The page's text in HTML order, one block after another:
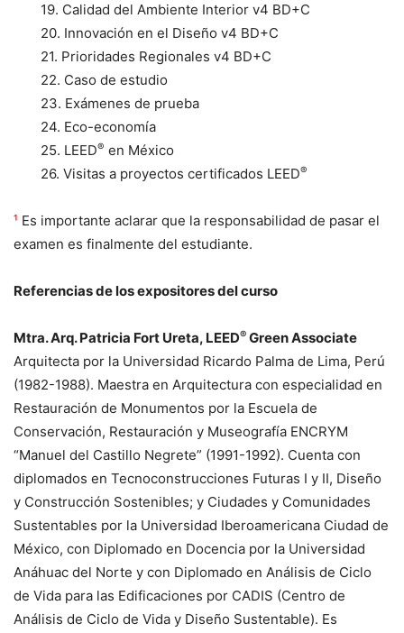
19. Calidad del Ambiente Interior v4 BD+C
20. Innovación en el Diseño v4 BD+C
21. Prioridades Regionales v4 BD+C
22. Caso de estudio
23. Exámenes de prueba
24. Eco-economía
25. LEED® en México
26. Visitas a proyectos certificados LEED®
¹ Es importante aclarar que la responsabilidad de pasar el
examen es finalmente del estudiante.
Referencias de los expositores del curso
Mtra. Arq. Patricia Fort Ureta, LEED® Green Associate
Arquitecta por la Universidad Ricardo Palma de Lima, Perú
(1982-1988). Maestra en Arquitectura con especialidad en
Restauración de Monumentos por la Escuela de
Conservación, Restauración y Museografía ENCRYM
“Manuel del Castillo Negrete” (1991-1992). Cuenta con
diplomados en Tecnoconstrucciones Futuras I y II, Diseño
y Construcción Sostenibles; y Ciudades y Comunidades
Sustentables por la Universidad Iberoamericana Ciudad de
México, con Diplomado en Docencia por la Universidad
Anáhuac del Norte y con Diplomado en Análisis de Ciclo
de Vida para las Edificaciones por CADIS (Centro de
Análisis de Ciclo de Vida y Diseño Sustentable). Es